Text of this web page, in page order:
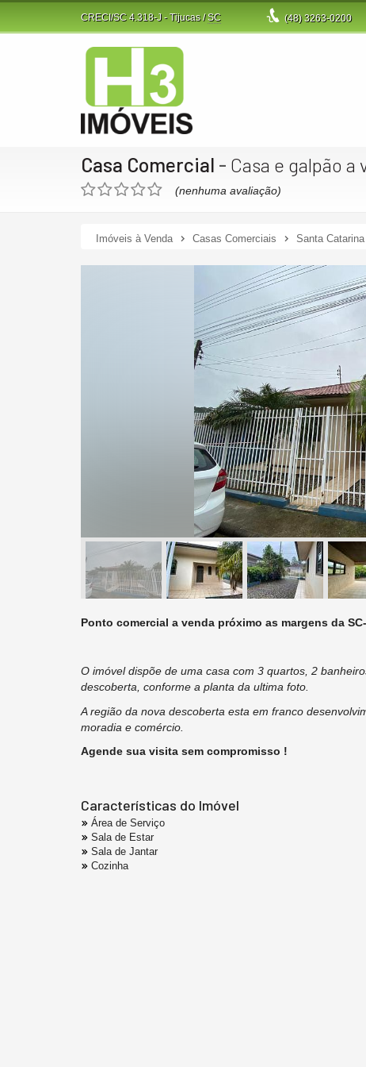
CRECI/SC 4.318-J - Tijucas /SC (48)3263-0200
Casa Comercial - Casa e galpão a
(nenhuma avaliação)
Imóveis à Venda Casas Comerciais Santa Catarina
Ponto comercial a venda próximo as margens da
O imóvel dispõe de uma casa com 3 quartos, 2
descoberta, conforme a planta da ultima foto.
A região da nova descoberta esta em franco
moradia e comércio.
Agende sua visita sem compromisso !
Características do Imóvel
Área de Serviço
Sala de Estar
Sala de Jantar
Cozinha